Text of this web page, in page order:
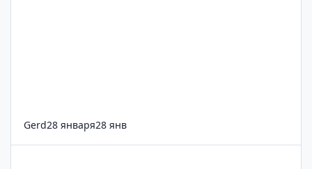
Gerd28 января28 янв